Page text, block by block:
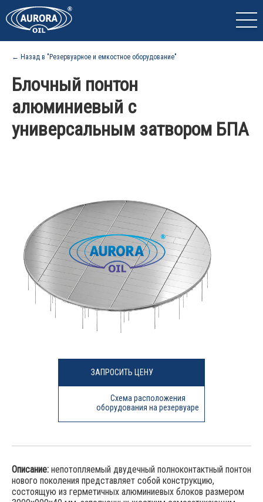
← Назад в "Резервуарное и емкостное оборудование"
Блочный понтон
алюминиевый с
универсальным затвором БПА
ЗАПРОСИТЬ ЦЕНУ
Схема расположения
оборудования на резервуаре
Описание: непотопляемый двудечный полноконтактный понтон
нового поколения представляет собой конструкцию,
состоящую из герметичных алюминиевых блоков размером